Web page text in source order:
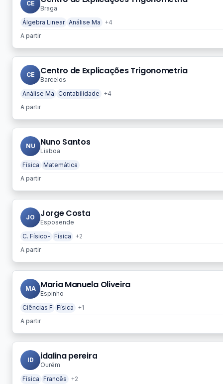
CE
Braga
Álgebra Linear Análise Ma
+4
A partir
CE Centro de Explicações Trigonometria
Barcelos
Análise Ma
Contabilidade
+4
A partir
NU Nuno Santos
Lisboa
Física Matemática
A partir
JO Jorge Costa
Esposende
C. Físico- Física
+2
A partir
MA Maria Manuela Oliveira
Espinho
Ciências F Física
+1
A partir
ID idalina pereira
Ourém
Física Francês
+2